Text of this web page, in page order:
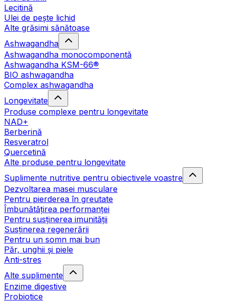
Lecitină
Ulei de pește lichid
Alte grăsimi sănătoase
Ashwagandha
Ashwagandha monocomponentă
Ashwagandha KSM-66®
BIO ashwagandha
Complex ashwagandha
Longevitate
Produse complexe pentru longevitate
NAD+
Berberină
Resveratrol
Quercetină
Alte produse pentru longevitate
Suplimente nutritive pentru obiectivele voastre
Dezvoltarea masei musculare
Pentru pierderea în greutate
Îmbunătățirea performanței
Pentru susținerea imunității
Susținerea regenerării
Pentru un somn mai bun
Păr, unghii și piele
Anti-stres
Alte suplimente
Enzime digestive
Probiotice